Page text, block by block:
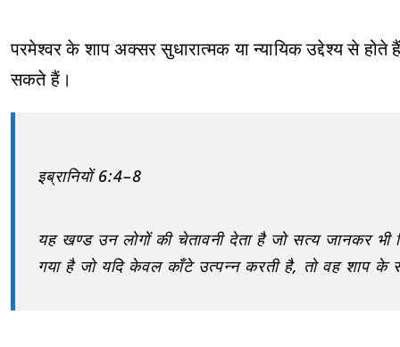
परमेश्वर के शाप अक्सर सुधारात्मक या न्यायिक उद्देश्य से
सकते हैं।
इब्रानियों 6:4–8
यह खण्ड उन लोगों की चेतावनी देता है जो सत्य जानकर
गया है जो यदि केवल काँटे उत्पन्न करती है, तो वह शाप के